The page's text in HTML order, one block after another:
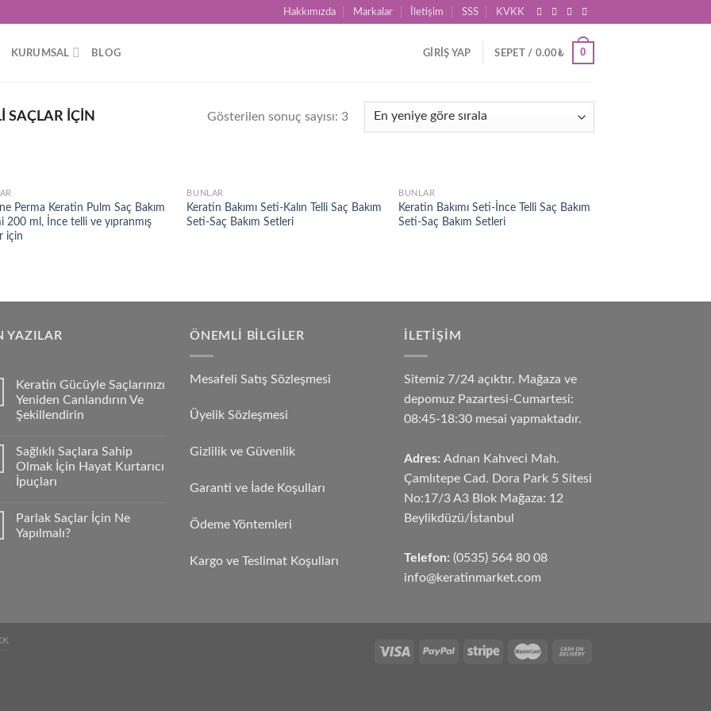
Hakkımızda Markalar İletişim SSS KVKK
KURUMSAL BLOG GIRIŞ YAP SEPET / 0.00₺ 0
SAÇLAR İÇIN Gösterilen sonuç sayısı: 3
Add to
wishlist
Perma Keratin Pulm Saç Bakım
200 ml, İnce telli ve yıpranmış
için
Add to
wishlist
BUNLAR
Keratin Bakımı Seti-Kalın Telli Saç Bakım
Seti-Saç Bakım Setleri
Add to
wishlist
BUNLAR
Keratin Bakımı Seti-İnce Telli Saç Bakım
Seti-Saç Bakım Setleri
YAZILAR
Keratin Gücüyle Saçlarınızı
Yeniden Canlandırın Ve
Şekillendirin
Sağlıklı Saçlara Sahip
Olmak İçin Hayat Kurtarıcı
İpuçları
Parlak Saçlar İçin Ne
Yapılmalı?
ÖNEMLI BILGILER
Mesafeli Satış Sözleşmesi
Üyelik Sözleşmesi
Gizlilik ve Güvenlik
Garanti ve İade Koşulları
Ödeme Yöntemleri
Kargo ve Teslimat Koşulları
İLETIŞIM
Sitemiz 7/24 açıktır. Mağaza ve
depomuz Pazartesi-Cumartesi:
08:45-18:30 mesai yapmaktadır.
Adres: Adnan Kahveci Mah.
Çamlıtepe Cad. Dora Park 5 Sitesi
No:17/3 A3 Blok Mağaza: 12
Beylikdüzü/İstanbul
Telefon: (0535) 564 80 08
info@keratinmarket.com